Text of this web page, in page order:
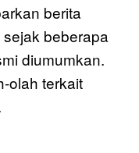
berita
beberapa
diumumkan.
olah terkait